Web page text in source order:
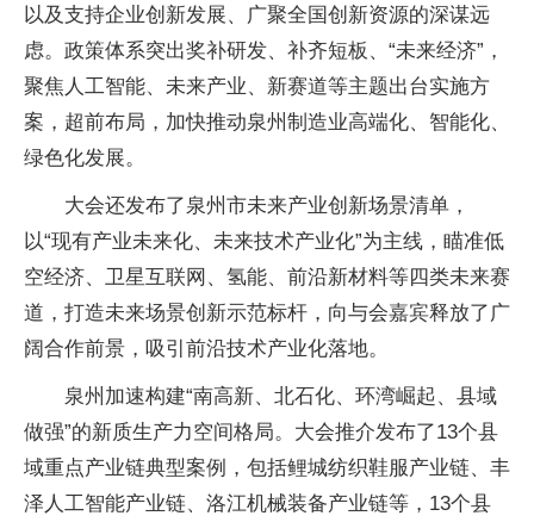
以及支持企业创新发展、广聚全国创新资源的深谋远
虑。政策体系突出奖补研发、补齐短板、“未来经济”，
聚焦人工智能、未来产业、新赛道等主题出台实施方
案，超前布局，加快推动泉州制造业高端化、智能化、
绿色化发展。
大会还发布了泉州市未来产业创新场景清单，
以“现有产业未来化、未来技术产业化”为主线，瞄准低
空经济、卫星互联网、氢能、前沿新材料等四类未来赛
道，打造未来场景创新示范标杆，向与会嘉宾释放了广
阔合作前景，吸引前沿技术产业化落地。
泉州加速构建“南高新、北石化、环湾崛起、县域
做强”的新质生产力空间格局。大会推介发布了13个县
域重点产业链典型案例，包括鲤城纺织鞋服产业链、丰
泽人工智能产业链、洛江机械装备产业链等，13个县